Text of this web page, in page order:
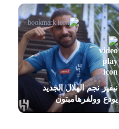
نيفيز نجم الهلال الجديد
يودع وولفرهامبتون